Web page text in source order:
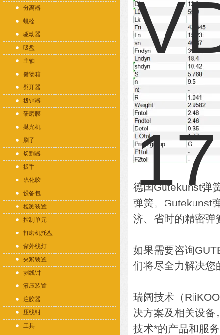
分离器
螺栓
驱动器
吸盘
主轴
储物箱
劈开器
拔销器
研磨膜
抛光机
刷子
切割器
扳手
硫化胶
设备包
检测装置
控制单元
打磨机托盘
紫外线灯
夹紧装置
剥线钳
液压装置
注胶器
压线钳
工具
德国Gutekunst弹
弹簧。Gutekunst
济、省时的精密弹
如果需要咨询
们将尽全力解决您
瑞阔技术（
决方案及相关设备
技术*的产品和服